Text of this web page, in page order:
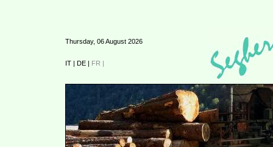
Thursday, 06 August 2026
IT | DE | FR |